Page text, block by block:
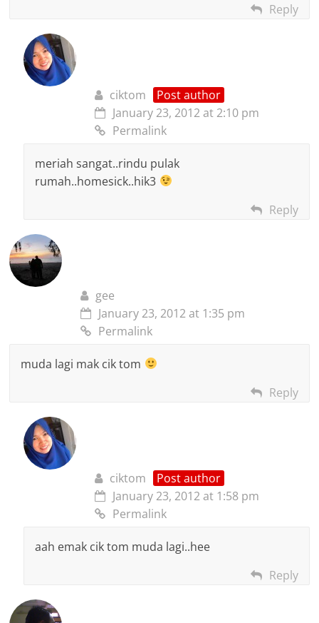
Reply
ciktom
Post author
January 23, 2012 at 2:10 pm
Permalink
meriah sangat..rindu pulak
rumah..homesick..hik3
Reply
gee
January 23, 2012 at 1:35 pm
Permalink
muda lagi mak cik tom
Reply
ciktom
Post author
January 23, 2012 at 1:58 pm
Permalink
aah emak cik tom muda lagi..hee
Reply